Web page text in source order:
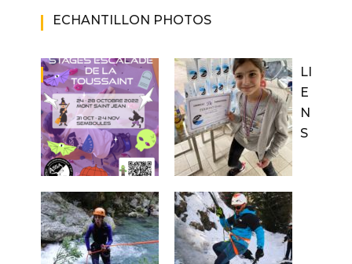
ECHANTILLON PHOTOS
LI
E
N
S